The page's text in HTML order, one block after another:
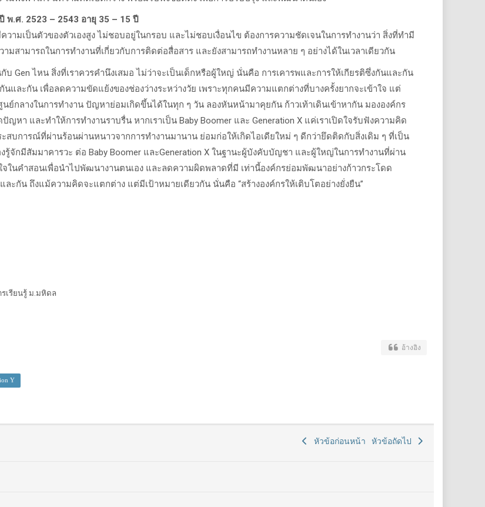
พ.ศ. 2523 – 2543 อายุ 35 – 15 ปี
มเป็นตัวของตัวเองสูง ไม่ชอบอยู่ในกรอบ และไม่ชอบเงื่อนไข ต้องการความชัดเจนในการทำงานว่า สิ่งที่ทำมี
มสามารถในการทำงานที่เกี่ยวกับการติดต่อสื่อสาร และยังสามารถทำงานหลาย ๆ อย่างได้ในเวลาเดียวกัน
ไหน สิ่งที่เราควรคำนึงเสมอ ไม่ว่าจะเป็นเด็กหรือผู้ใหญ่ นั่นคือ การเคารพและการให้เกียรติซึ่งกันและกัน
และกัน เพื่อลดความขัดแย้งของช่องว่างระหว่างวัย เพราะทุกคนมีความแตกต่างที่บางครั้งยากจะเข้าใจ แต่
ย์กลางในการทำงาน ปัญหาย่อมเกิดขึ้นได้ในทุก ๆ วัน ลองหันหน้ามาคุยกัน ก้าวเท้าเดินเข้าหากัน มององค์กร
ญหา และทำให้การทำงานราบรื่น หากเราเป็น Baby Boomer และ Generation X แค่เราเปิดใจรับฟังความคิด
สบการณ์ที่ผ่านร้อนผ่านหนาวจากการทำงานมานาน ย่อมก่อให้เกิดไอเดียใหม่ ๆ ดีกว่ายึดติดกับสิ่งเดิม ๆ ที่เป็น
รู้จักมีสัมมาคารวะ ต่อ Baby Boomer และGeneration X ในฐานะผู้บังคับบัญชา และผู้ใหญ่ในการทำงานที่ผ่าน
ในคำสอนเพื่อนำไปพัฒนางานตนเอง และลดความผิดพลาดที่มี เท่านี้องค์กรย่อมพัฒนาอย่างก้าวกระโดด
ละกัน ถึงแม้ความคิดจะแตกต่าง แต่มีเป้าหมายเดียวกัน นั่นคือ “สร้างองค์กรให้เติบโตอย่างยั่งยืน”
เรียนรู้ ม.มหิดล
อ้างอิง
Y
หัวข้อก่อนหน้า หัวข้อถัดไป